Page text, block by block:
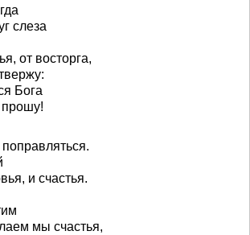
слеза
от восторга,
Бога
и счастья.
мы счастья,